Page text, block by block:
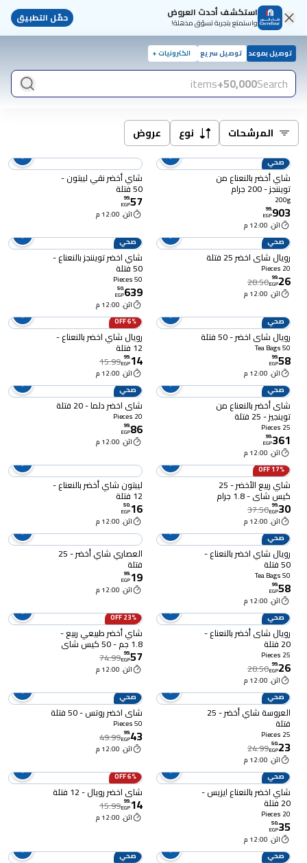
استكشف أحدث العروض
واستمتع بتجربة تسوّق مذهلة! حمّل التطبيق
توصيل بموعد توصيل سريع الكترونيات +
Search
50,000+
items
المرشحات نوع عروض
صحي
شاي أخضر بالنعناع من
تويننجز - 200 جرام
200g
903
.
99
EGP
اثن. 12:00 م
شاي أخضر نقي ليبتون -
50 فتلة
57
.
99
EGP
اثن. 12:00 م
صحي
رويال شاى اخضر 25 فتلة
20 Pieces
26
.
99
EGP
28.50
اثن. 12:00 م
صحي
شاي اخضر تويننجز بالنعناع -
50 فتلة
50 Pieces
639
.
50
EGP
اثن. 12:00 م
صحي
رويال شاي اخضر - 50 فتلة
50 Tea Bags
58
.
99
EGP
اثن. 12:00 م
6% OFF
رويال شاي اخضر بالنعناع -
12 فتلة
14
.
99
EGP
15.99
اثن. 12:00 م
صحي
شاى أخضر بالنعناع من
توينجيز - 25 فتلة
25 Pieces
361
.
99
EGP
اثن. 12:00 م
صحي
شاي اخضر دلما - 20 فتلة
20 Pieces
86
.
99
EGP
اثن. 12:00 م
17% OFF
شاي ربيع الأخضر - 25
كيس شاي - 1.8 جرام
30
.
99
EGP
37.50
اثن. 12:00 م
ليبتون شاي أخضر بالنعناع -
12 فتلة
16
.
50
EGP
اثن. 12:00 م
صحي
رويال شاي اخضر بالنعناع -
50 فتلة
50 Tea Bags
58
.
99
EGP
اثن. 12:00 م
العصاري شاي أخضر - 25
فتلة
19
.
99
EGP
اثن. 12:00 م
صحي
رويال شاى أخضر بالنعناع -
20 فتلة
25 Pieces
26
.
99
EGP
28.50
اثن. 12:00 م
23% OFF
شاي أخضر طبيعي ربيع -
1.8 جم - 50 كيس شاي
57
.
99
EGP
74.99
اثن. 12:00 م
صحي
العروسة شاي أخضر - 25
فتلة
25 Pieces
23
.
50
EGP
24.99
اثن. 12:00 م
صحي
شاي اخضر روتس - 50 فتلة
50 Pieces
43
.
99
EGP
49.99
اثن. 12:00 م
صحي
شاي اخضر بالنعناع ايزيس -
20 فتلة
20 Pieces
35
.
50
EGP
اثن. 12:00 م
6% OFF
شاي اخضر رويال - 12 فتلة
14
.
99
EGP
15.99
اثن. 12:00 م
صحي صحي